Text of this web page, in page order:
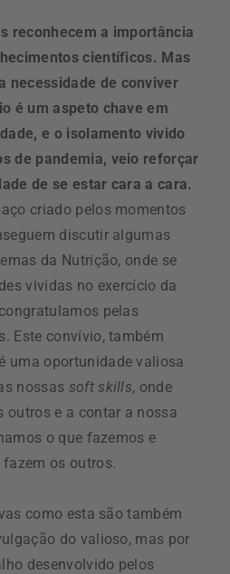
reconhecem a importância
científicos. Mas
necessidade de conviver
é um aspeto chave em
e o isolamento vivido
de pandemia, veio reforçar
de se estar cara a cara.
criado pelos momentos
discutir algumas
da Nutrição, onde se
vividas no exercício da
pelas
Este convívio, também
uma oportunidade valiosa
nossas soft skills, onde
outros e a contar a nossa
o que fazemos e
os outros.
como esta são também
do valioso, mas por
desenvolvido pelos